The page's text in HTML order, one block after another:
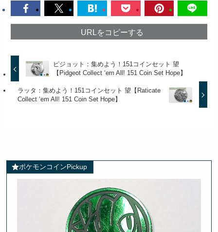
URLをコピーする
ピジョット：集めよう！151コインセット 望
【Pidgeot Collect ‘em All! 151 Coin Set Hope】
ラッタ：集めよう！151コインセット 望【Raticate
Collect ‘em All! 151 Coin Set Hope】
ポケモンコインPickup